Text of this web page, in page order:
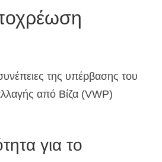
της υπέρβασης του
από Βίζα (VWP)
για το